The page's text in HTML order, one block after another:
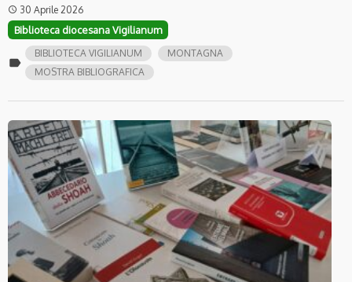
access_time 30 Aprile 2026
Biblioteca diocesana Vigilianum
label
BIBLIOTECA VIGILIANUM
MONTAGNA
MOSTRA BIBLIOGRAFICA